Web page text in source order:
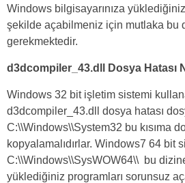
Windows bilgisayarınıza
şekilde açabilmeniz için mutlaka bu
gerekmektedir.
d3dcompiler_43.dll Dosya Hatası
Windows 32 bit işletim sistemi
d3dcompiler_43.dll dosya hatası
C:\\Windows\\System32 bu kısıma
kopyalamalıdırlar. Windows7 64 bit
C:\\Windows\\SysWOW64\\ bu dizine
yüklediğiniz programları sorunsuz